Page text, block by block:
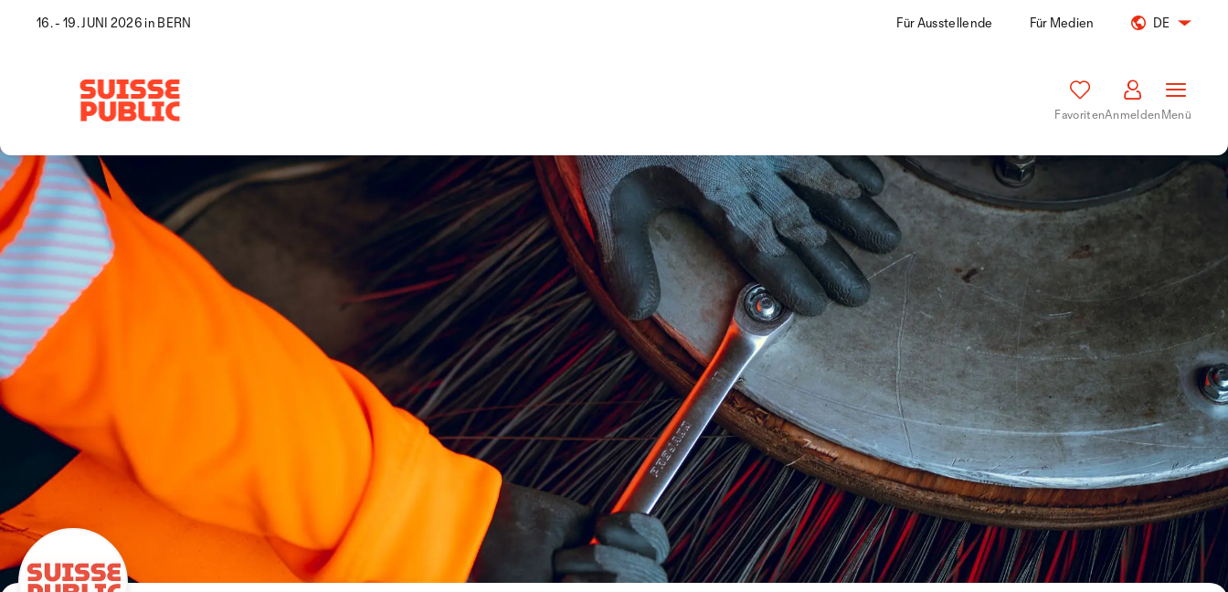
16. - 19. JUNI 2026 in BERN Für Ausstellende Für Medien DE
FavoritenAnmeldenMenü